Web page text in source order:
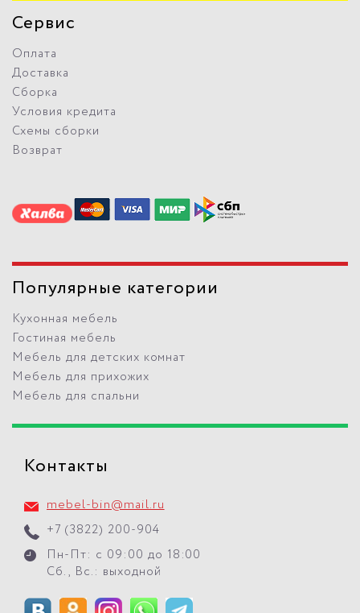
Сервис
Оплата
Доставка
Сборка
Условия кредита
Схемы сборки
Возврат
Популярные категории
Кухонная мебель
Гостиная мебель
Мебель для детских комнат
Мебель для прихожих
Мебель для спальни
Контакты
mebel-bin@mail.ru
+7 (3822) 200-904
Пн-Пт: с 09:00 до 18:00
Сб., Вс.: выходной